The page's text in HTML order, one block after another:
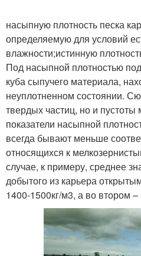
насыпную плотность песка
определяемую для условий
влажности;истинную
Под насыпной плотностью
куба сыпучего материала,
неуплотненном состоянии.
твердых частиц, но и
показатели насыпной
всегда бывают меньше
относящихся к
случае, к примеру, среднее
добытого из карьера
1400-1500кг/м3, а во втором